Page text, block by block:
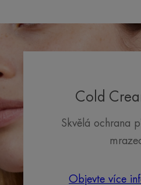
12
Cold
Skvělá ochrana
Objevte více